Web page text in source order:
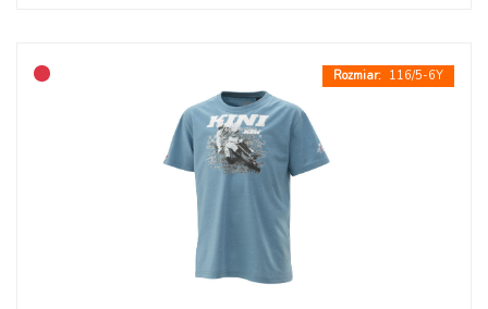
116/5-6Y